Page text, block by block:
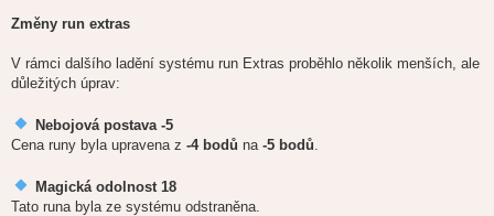
v
Změny run extras
V rámci dalšího ladění systému run Extras proběhlo několik menších, ale
důležitých úprav:
Nebojová postava -5
Cena runy byla upravena z -4 bodů na -5 bodů
Magická odolnost 18
Tato runa byla ze systému odstraněna.